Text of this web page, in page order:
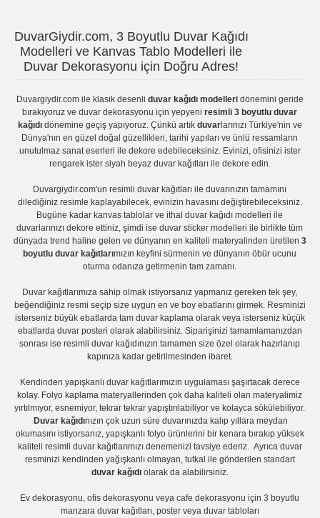
DuvarGiydir.com, 3 Boyutlu Duvar Kağıdı
Modelleri ve Kanvas Tablo Modelleri ile
Duvar Dekorasyonu için Doğru Adres!
Duvargiydir.comile klasik desenli duvar kağıdı modelleridönemini geride
bırakıyoruz veduvar dekorasyonu için yepyeniresimli 3 boyutlu duvar
kağıdıdönemine geçiş yapıyoruz. Çünkü artık duvarlarınızı Türkiye'nin ve
Dünya'nın en güzel doğal güzellikleri, tarihi yapıları ve ünlü ressamların
unutulmaz sanat eserleri ile dekore edebileceksiniz. Evinizi, ofisinizi ister
rengarek ister siyah beyaz duvar kağıtlarıile dekore edin.
Duvargiydir.com'unresimli duvar kağıtları ile duvarınızın tamamını
dilediğiniz resimle kaplayabilecek, evinizin havasını değiştirebileceksiniz.
Bugüne kadar kanvas tablo lar veithal duvar kağıdı modelleri ile
duvarlarınızı dekore ettiniz, şimdi iseduvar sticker modelleri ile birlikte tüm
dünyada trend haline gelen ve dünyanın en kaliteli materyalinden üretilen 3
boyutlu duvar kağıtlarımızın keyfini sürmenin ve dünyanın öbür ucunu
oturma odanıza getirmenin tam zamanı.
Duvar kağıtlarımıza sahip olmak istiyorsanız yapmanız gereken tek şey,
beğendiğiniz resmi seçip size uygun en ve boy ebatlarını girmek. Resminizi
isterseniz büyük ebatlarda tam duvar kaplamaolarak veya isterseniz küçük
ebatlarda duvar posteri olarak alabilirsiniz. Siparişinizi tamamlamanızdan
sonrası iseresimli duvar kağıdınızın tamamen size özel olarak hazırlanıp
kapınıza kadar getirilmesinden ibaret.
Kendinden yapışkanlı duvar kağıtlarımızın uygulamasışaşırtacak derece
kolay. Folyo kaplama materyallerinden çok daha kaliteli olanmateryalimiz
yırtılmıyor, esnemiyor, tekrar tekrar yapıştırılabiliyor ve kolayca sökülebiliyor.
Duvar kağıdınızın çok uzun süre duvarınızda kalıp yıllara meydan
okumasını istiyorsanız, yapışkanlı folyoürünlerini bir kenara bırakıp yüksek
kaliteli resimli duvar kağıtlarımızı denemenizi tavsiye ederiz. Ayrıca duvar
resminizi kendinden yağışkanlı olmayan, tutkal ile gönderilen standart
duvar kağıdıolarak da alabilirsiniz.
Ev dekorasyonu,ofis dekorasyonu veyacafe dekorasyonu için3 boyutlu
manzara duvar kağıtları, posterveya duvar tabloları